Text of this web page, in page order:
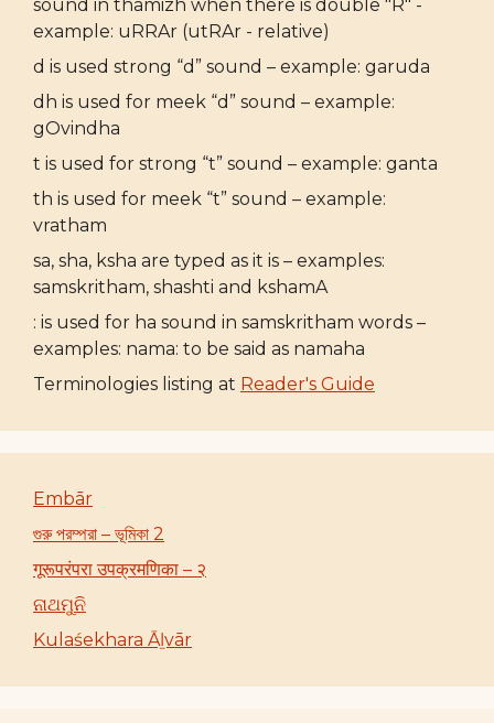
sound in thamizh when there is double "R" -
example: uRRAr (utRAr - relative)
d is used strong “d” sound – example: garuda
dh is used for meek “d” sound – example:
gOvindha
t is used for strong “t” sound – example: ganta
th is used for meek “t” sound – example:
vratham
sa, sha, ksha are typed as it is – examples:
samskritham, shashti and kshamA
: is used for ha sound in samskritham words –
examples: nama: to be said as namaha
Terminologies listing at Reader's Guide
Embār
গুরু পরম্পরা – ভূমিকা 2
गूरूपरंपरा उपक्रमणिका – २
ନାଥମୁନି
Kulaśekhara Āḻvār